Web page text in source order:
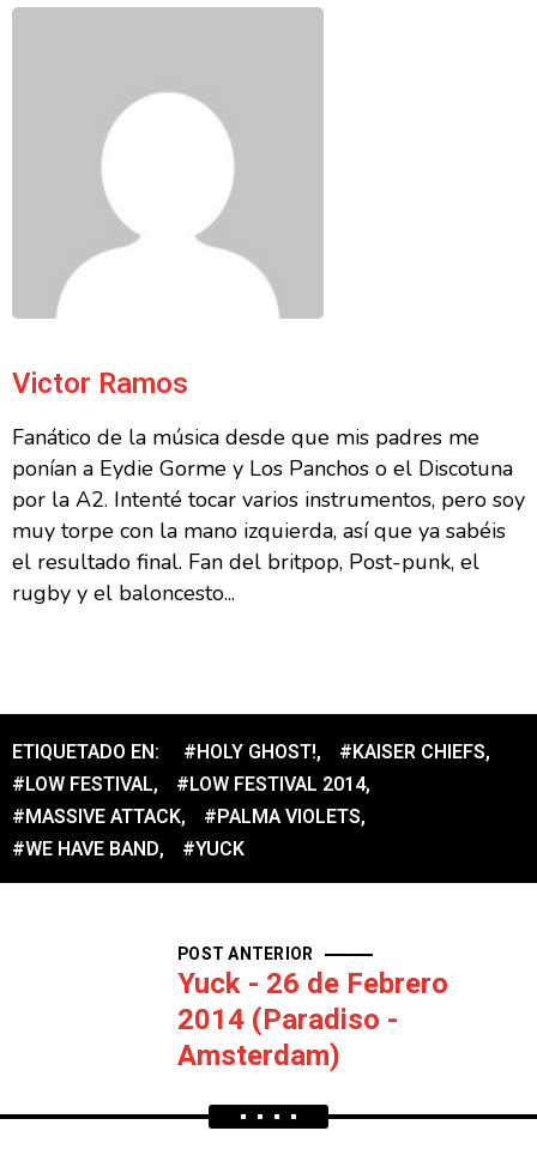
Victor Ramos
Fanático de la música desde que mis padres me
ponían a Eydie Gorme y Los Panchos o el Discotuna
por la A2. Intenté tocar varios instrumentos, pero soy
muy torpe con la mano izquierda, así que ya sabéis
el resultado final. Fan del britpop, Post-punk, el
rugby y el baloncesto...
ETIQUETADO EN: #HOLY GHOST!, #KAISER CHIEFS,
#LOW FESTIVAL, #LOW FESTIVAL 2014,
#MASSIVE ATTACK, #PALMA VIOLETS,
#WE HAVE BAND, #YUCK
POST ANTERIOR
Yuck - 26 de Febrero
2014 (Paradiso -
Amsterdam)